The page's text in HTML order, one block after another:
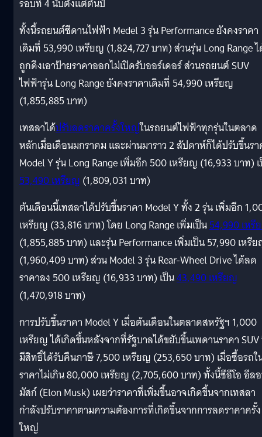
รอบที่ 4 นับตั้งแต่ต้นปี
ทั้งนี้รถยนต์ซีดานไฟฟ้า Medel 3 รุ่น Performance ยังคงราคา
เดิมที่ 53,990 เหรียญ (1,824,727 บาท) ส่วนรุ่น Long Range
ถูกดึงเอาป้ายราคาออกไม่เปิดรับออร์เดอร์ ส่วนรถยนต์ SUV
ไฟฟ้ารุ่น Long Range ยังคงราคาเดิมที่ 54,990 เหรียญ
(1,855,885 บาท)
เทสลาได้ปรับลดราคาครั้งใหญ่ในรถยนต์ไฟฟ้าทุกรุ่นในตลาด
หลักเมื่อเดือนมกราคม และผ่านมาราว 2 สัปดาห์ก็ได้ปรับขึ้นร
Model Y รุ่น Long Range เพิ่มอีก 500 เหรียญ (16,933 บาท)
53,490 เหรียญ (1,809,031 บาท)
ต้นเดือนนี้เทสลาได้ปรับขึ้นราคา Model Y ทั้ง 2 รุ่น เพิ่มอีก
เหรียญ (33,816 บาท) โดย Long Range เพิ่มเป็น54,990 เห
(1,855,885 บาท) และรุ่น Performance เพิ่มเป็น 57,990 เหรี
(1,960,409 บาท) ส่วน Model 3 รุ่น Rear-Wheel Drive ได้ลด
ราคาลง 500 เหรียญ (16,933 บาท) เป็น43,490 เหรียญ
(1,470,918 บาท)
การปรับขึ้นราคา Model Y เมื่อต้นเดือนในตลาดสหรัฐฯ 1,000
เหรียญ ได้เกิดขึ้นหลังจากที่รัฐบาลได้ขยับขึ้นเพดานราคา
มีสิทธิ์ได้รับคืนภาษี 7,500 เหรียญ (253,650 บาท) เมื่อซื้อรถใ
ราคาไม่เกิน 80,000 เหรียญ (2,705,600 บาท) ทั้งนี้ซีอีโอ อีล
มัสก์ (Elon Musk) เผยว่าราคาที่เพิ่มขึ้นอาจเกิดขึ้นจากเทสลา
กำลังปรับราคาตามความต้องการที่เกิดขึ้นจากการลดราคาครั้ง
ใหญ่